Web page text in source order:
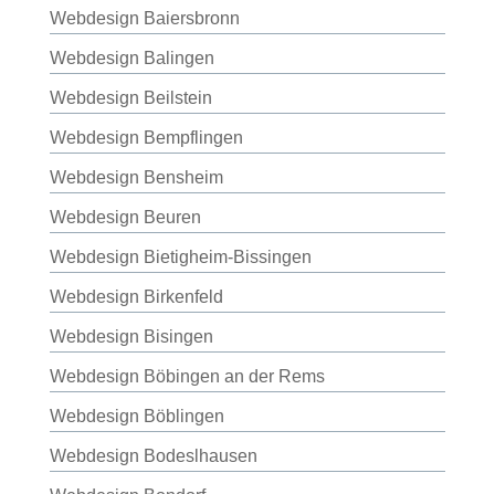
Webdesign Baiersbronn
Webdesign Balingen
Webdesign Beilstein
Webdesign Bempflingen
Webdesign Bensheim
Webdesign Beuren
Webdesign Bietigheim-Bissingen
Webdesign Birkenfeld
Webdesign Bisingen
Webdesign Böbingen an der Rems
Webdesign Böblingen
Webdesign Bodeslhausen